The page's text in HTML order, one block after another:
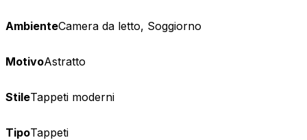
AmbienteCamera da letto, Soggiorno
MotivoAstratto
StileTappeti moderni
TipoTappeti